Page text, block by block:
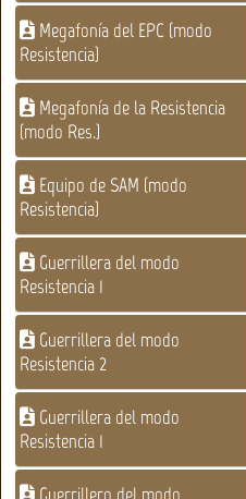
Megafonía del EPC (modo
Resistencia)
Megafonía de la Resistencia
(modo Res.)
Equipo de SAM (modo
Resistencia)
Guerrillera del modo
Resistencia 1
Guerrillera del modo
Resistencia 2
Guerrillera del modo
Resistencia 1